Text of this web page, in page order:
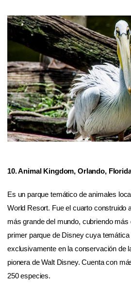
10. Animal Kingdom, Orlando,
Es un parque temático de animales
World Resort. Fue el cuarto construido
más grande del mundo, cubriendo más
primer parque de Disney cuya
exclusivamente en la conservación de
pionera de Walt Disney. Cuenta con
250 especies.